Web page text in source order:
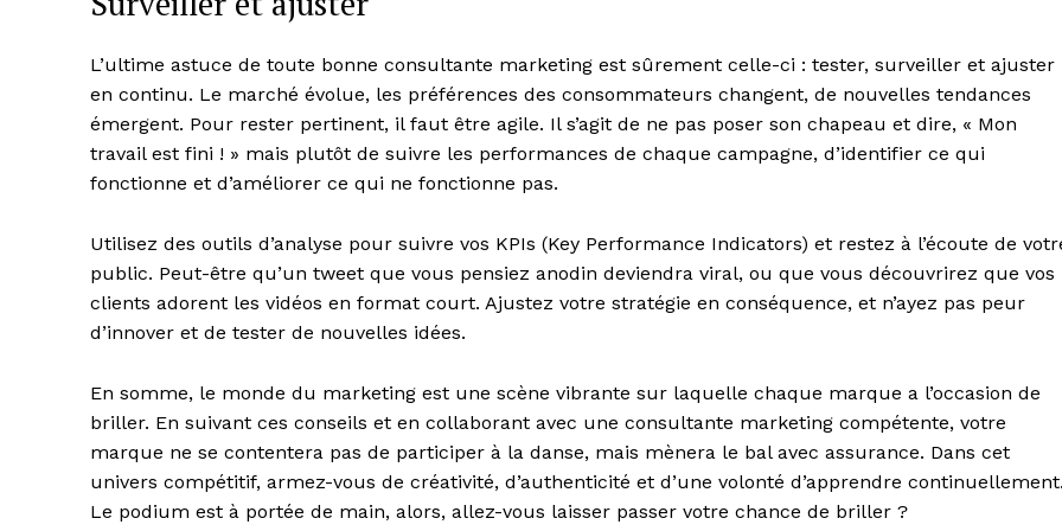
L’ultime astuce de toute bonne consultante marketing est sûrement celle-ci : tester, surveiller et ajuster
en continu. Le marché évolue, les préférences des consommateurs changent, de nouvelles tendances
émergent. Pour rester pertinent, il faut être agile. Il s’agit de ne pas poser son chapeau et dire, « Mon
travail est fini ! » mais plutôt de suivre les performances de chaque campagne, d’identifier ce qui
fonctionne et d’améliorer ce qui ne fonctionne pas.
Utilisez des outils d’analyse pour suivre vos KPIs (Key Performance Indicators) et restez à l’écoute de
public. Peut-être qu’un tweet que vous pensiez anodin deviendra viral, ou que vous découvrirez que vos
clients adorent les vidéos en format court. Ajustez votre stratégie en conséquence, et n’ayez pas peur
d’innover et de tester de nouvelles idées.
En somme, le monde du marketing est une scène vibrante sur laquelle chaque marque a l’occasion de
briller. En suivant ces conseils et en collaborant avec une consultante marketing compétente, votre
marque ne se contentera pas de participer à la danse, mais mènera le bal avec assurance. Dans cet
univers compétitif, armez-vous de créativité, d’authenticité et d’une volonté d’apprendre
Le podium est à portée de main, alors, allez-vous laisser passer votre chance de briller ?